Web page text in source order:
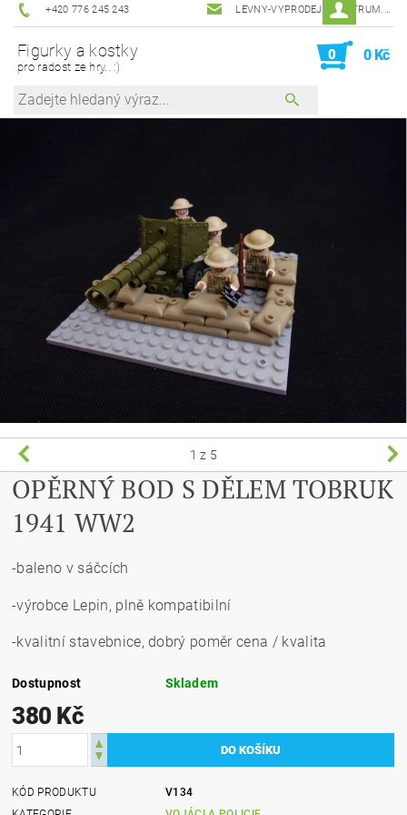
+420 776 245 243 LEVNY-VYPRODEJ@CENTRUM.CZ
Figurky a kostky
pro radost ze hry.. :)
0 0 Kč
1 z 5
OPĚRNÝ BOD S DĚLEM TOBRUK
1941 WW2
-baleno v sáčcích
-výrobce Lepin, plně kompatibilní
-kvalitní stavebnice, dobrý poměr cena / kvalita
Dostupnost Skladem
380 Kč
KÓD PRODUKTU
V134